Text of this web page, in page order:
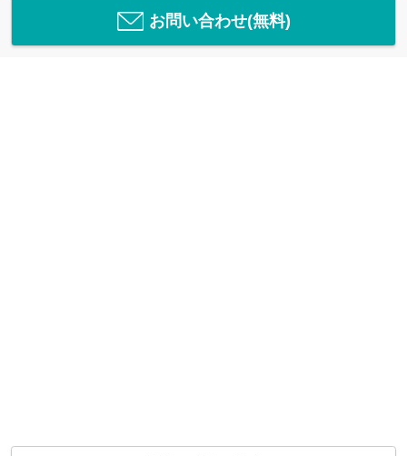
お問い合わせ(無料)